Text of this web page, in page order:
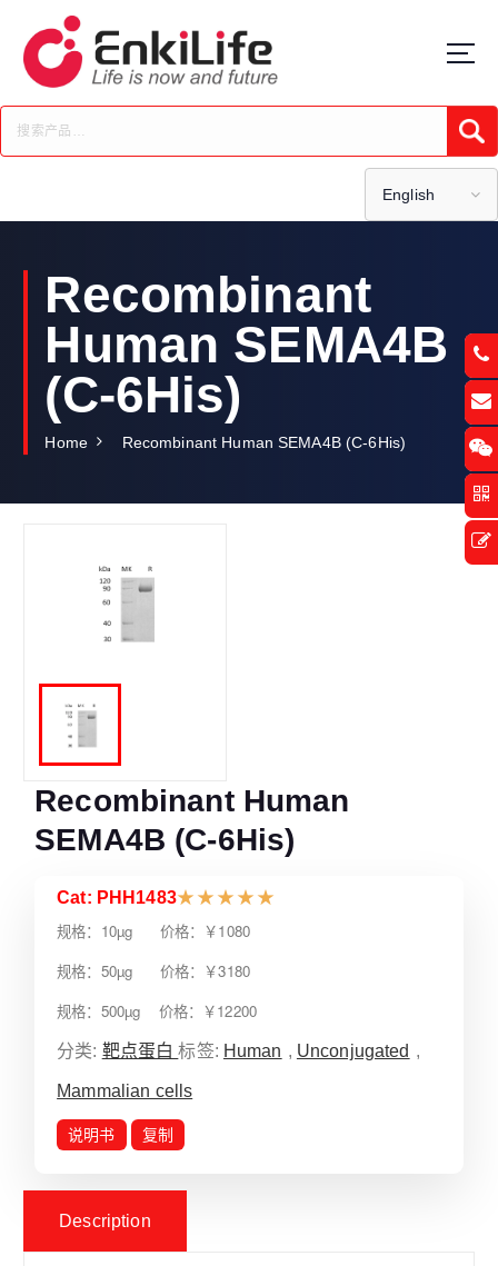
t
c
English
Recombinant
Human SEMA4B
(C-6His)
Home Recombinant Human SEMA4B (C-6His)
Recombinant Human
SEMA4B (C-6His)
Cat: PHH1483★ ★ ★ ★ ★
规格：10µg 价格：￥1080
规格：50µg 价格：￥3180
规格：500µg 价格：￥12200
分类: 靶点蛋白标签: Human , Unconjugated ,
Mammalian cells
说明书 复制
Description